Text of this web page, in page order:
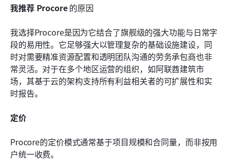
我推荐 Procore 的原因
我选择Procore是因为它结合了旗舰级的强大功能与日常字
段的易用性。它足够强大以管理复杂的基础设施建设，同
时对需要精准资源配置和透明团队沟通的劳务承包商也非
常灵活。对于在多个地区运营的组织，如阿联酋建筑市
场，其基于云的架构支持所有利益相关者的可扩展性和实
时报告。
定价
Procore的定价模式通常基于项目规模和合同量，而非按用
户统一收费。